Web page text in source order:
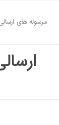
مرسوله های
ارسالی